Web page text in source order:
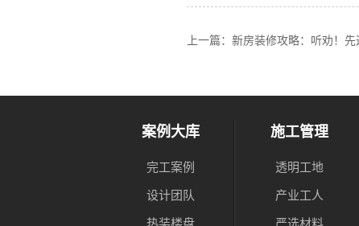
上一篇：新房装修攻略：听劝！
案例大库
完工案例
设计团队
热装楼盘
施工管理
透明工地
产业工人
严选材料